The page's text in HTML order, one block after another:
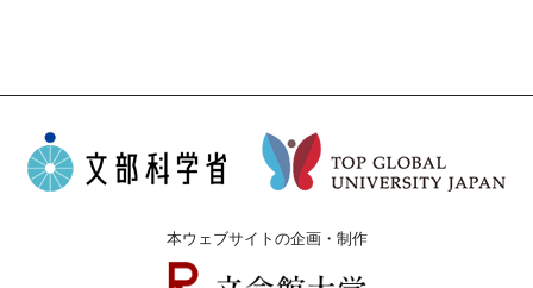
本ウェブサイトの企画・制作